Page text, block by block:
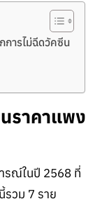
การไม่ฉีดวัคซีน
ราคาแพง
รณ์ในปี 2568 ที่
รวม 7 ราย